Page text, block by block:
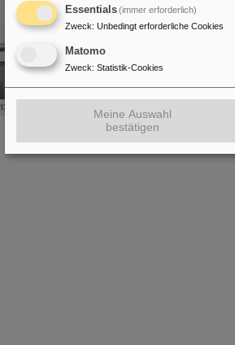
mounted in PC
Essentials(immer erforderlich)
Zweck: Unbedingt erforderliche Cookies
Matomo
Zweck: Statistik-Cookies
Meine Auswahl
bestätigen